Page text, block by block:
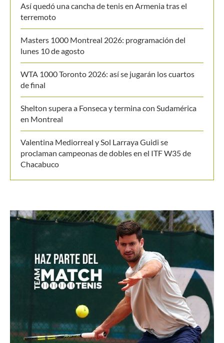
Así quedó una cancha de tenis en Armenia tras el
terremoto
Masters 1000 Montreal 2026: programación del
lunes 10 de agosto
WTA 1000 Toronto 2026: así se jugarán los cuartos
de final
Shelton supera a Fonseca y termina con Sudamérica
en Montreal
Valentina Mediorreal y Sol Larraya Guidi se
proclaman campeonas de dobles en el ITF W35 de
Chacabuco